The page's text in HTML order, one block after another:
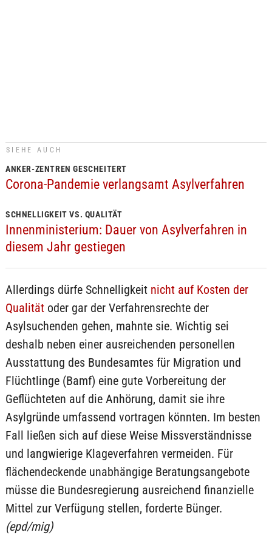
SIEHE AUCH
ANKER-ZENTREN GESCHEITERT
Corona-Pandemie verlangsamt Asylverfahren
SCHNELLIGKEIT VS. QUALITÄT
Innenministerium: Dauer von Asylverfahren in
diesem Jahr gestiegen
Allerdings dürfe Schnelligkeit nicht auf Kosten der
Qualitätoder gar der Verfahrensrechte der
Asylsuchenden gehen, mahnte sie. Wichtig sei
deshalb neben einer ausreichenden personellen
Ausstattung des Bundesamtes für Migration und
Flüchtlinge (Bamf) eine gute Vorbereitung der
Geflüchteten auf die Anhörung, damit sie ihre
Asylgründe umfassend vortragen könnten. Im besten
Fall ließen sich auf diese Weise Missverständnisse
und langwierige Klageverfahren vermeiden. Für
flächendeckende unabhängige Beratungsangebote
müsse die Bundesregierung ausreichend finanzielle
Mittel zur Verfügung stellen, forderte Bünger.
(epd/mig)